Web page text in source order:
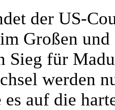
der US-
Großen und
Sieg für
werden
es auf die